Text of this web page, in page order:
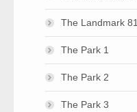
The Landmark 81
The Park 1
The Park 2
The Park 3